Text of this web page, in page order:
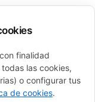
finalidad
las cookies,
o configurar tus
de cookies.